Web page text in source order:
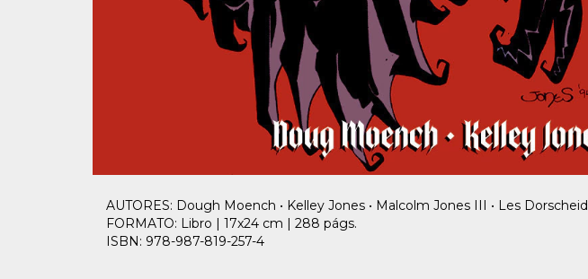
AUTORES: Dough Moench • Kelley Jones • Malcolm Jones III • Les Dorscheid
FORMATO: Libro | 17x24 cm | 288 págs.
ISBN: 978-987-819-257-4